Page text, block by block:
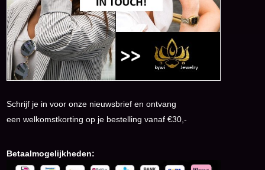
Schrijf je in voor onze nieuwsbrief en ontvang
een welkomstkorting op je bestelling vanaf €30,-
Betaalmogelijkheden: